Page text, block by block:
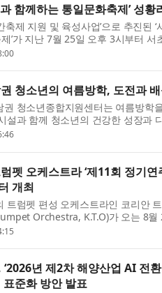
함께하는 통일문화축제’ 성황
축제 지원 및 육성사업’으로 추진된
’가 지난 7월 25일 오후 3시부터 서
명이 참석한 가운데 성황리에 개최
청소년의 여름방학, 도전과
권 청소년종합지원센터는 여름방학
설과 함께 청소년의 건강한 성장과
권역 청소년 잇다 페스타’를 운영한
펫 오케스트라 ‘제11회 정기연
개최
트럼펫 편성 오케스트라인 코리안
Orchestra, K.T.O)​가 오는 8월
트센터 콘서트홀​에서 ‘제11회 정기
년 제2차 해양산업 AI 전
표준화 방안 발표